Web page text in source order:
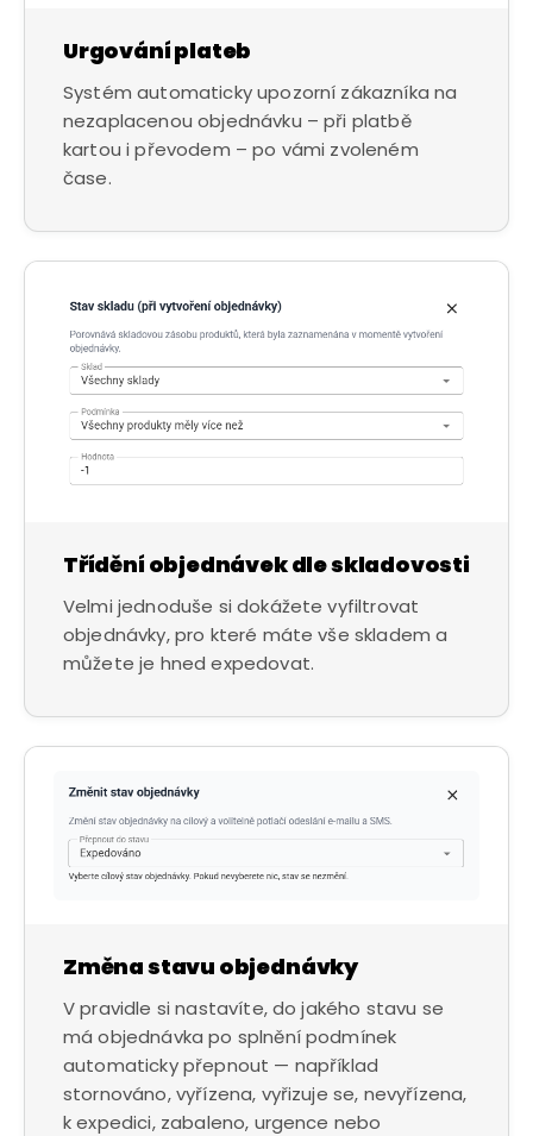
Urgování plateb
Systém automaticky upozorní zákazníka na
nezaplacenou objednávku – při platbě
kartou i převodem – po vámi zvoleném
čase.
Třídění objednávek dle skladovosti
Velmi jednoduše si dokážete vyfiltrovat
objednávky, pro které máte vše skladem a
můžete je hned expedovat.
Změna stavu objednávky
V pravidle si nastavíte, do jakého stavu se
má objednávka po splnění podmínek
automaticky přepnout — například
stornováno, vyřízena, vyřizuje se, nevyřízena,
k expedici, zabaleno, urgence nebo